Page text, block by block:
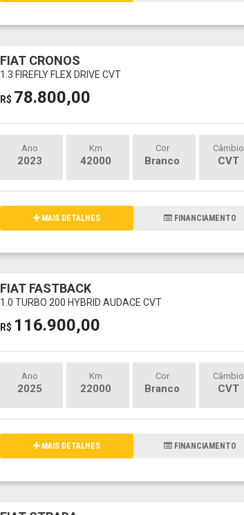
FIAT CRONOS
1.3 FIREFLY FLEX DRIVE CVT
R$ 78.800,00
Ano
2023
Km
42000
Cor
Branco
Câmbio
CVT
MAIS DETALHES FINANCIAMENTO
FIAT FASTBACK
1.0 TURBO 200 HYBRID AUDACE CVT
R$ 116.900,00
Ano
2025
Km
22000
Cor
Branco
Câmbio
CVT
MAIS DETALHES FINANCIAMENTO